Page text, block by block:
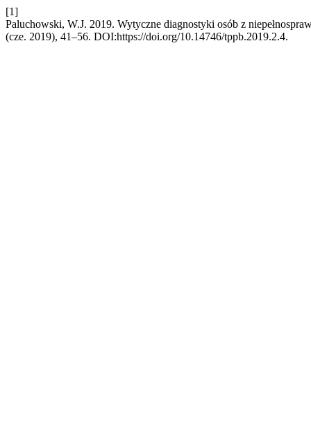
[1]
Paluchowski, W.J. 2019. Wytyczne diagnostyki osób z
(cze. 2019), 41–56. DOI:https://doi.org/10.14746/tppb.2019.2.4.